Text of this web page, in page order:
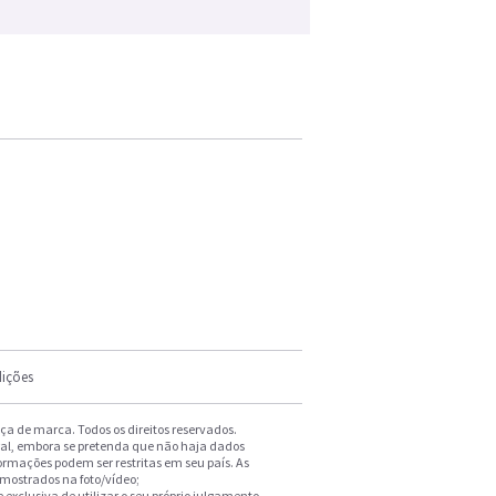
de marca. Todos os direitos reservados.
embora se pretenda que não haja dados
podem ser restritas em seu país. As
na foto/vídeo;